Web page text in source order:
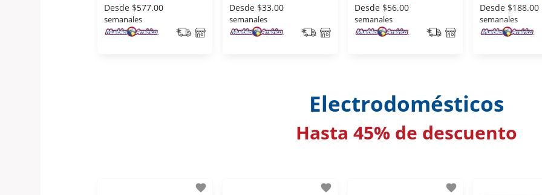
Desde $577.00
semanales
Desde $33.00
semanales
Desde $56.00
semanales
Desde $188.00
semanales
Electrodomésticos
Hasta 45% de descuento
favorite favorite favorite